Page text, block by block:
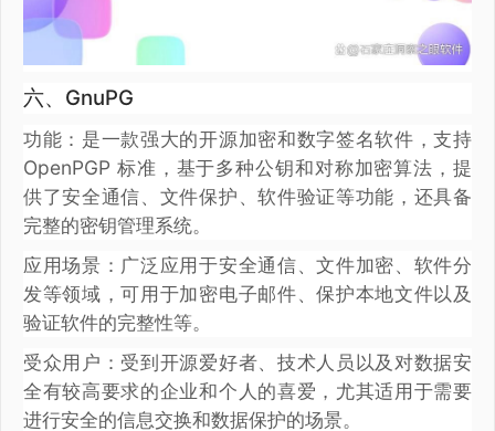
六、GnuPG
功能：是一款强大的开源加密和数字签名软件，支持
OpenPGP 标准，基于多种公钥和对称加密算法，提
供了安全通信、文件保护、软件验证等功能，还具备
完整的密钥管理系统。
应用场景：广泛应用于安全通信、文件加密、软件分
发等领域，可用于加密电子邮件、保护本地文件以及
验证软件的完整性等。
受众用户：受到开源爱好者、技术人员以及对数据安
全有较高要求的企业和个人的喜爱，尤其适用于需要
进行安全的信息交换和数据保护的场景。